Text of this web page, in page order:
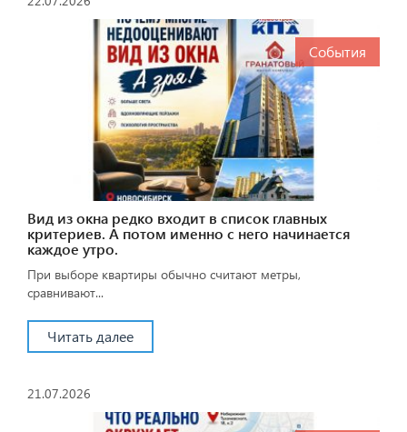
События
Вид из окна редко входит в список главных
критериев. А потом именно с него начинается
каждое утро.
При выборе квартиры обычно считают метры,
сравнивают...
Читать далее
21.07.2026